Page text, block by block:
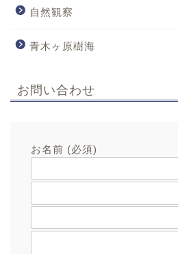
自然観察
青木ヶ原樹海
お問い合わせ
お名前 (必須)